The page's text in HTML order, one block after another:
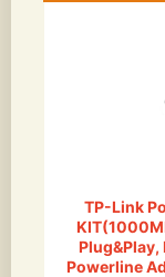
TP-Link
Plug&Play,
Powerline